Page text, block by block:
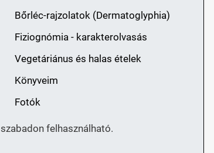
Bőrléc-rajzolatok (Dermatoglyphia)
Fiziognómia - karakterolvasás
Vegetáriánus és halas ételek
Könyveim
Fotók
szabadon felhasználható.